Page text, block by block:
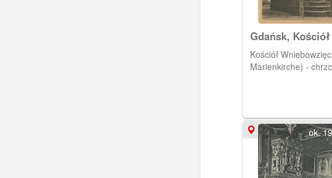
Gdańsk,
NMP (Die
chrzcielnica
Kościół
Marienkirche) -
ok.